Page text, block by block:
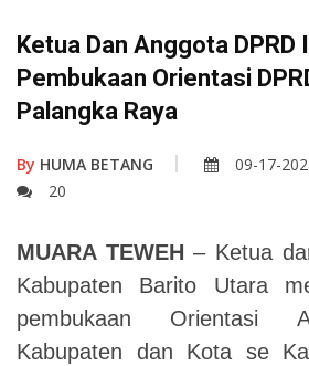
Ketua Dan Anggota DPRD
Pembukaan Orientasi
Palangka Raya
By HUMA BETANG 09-17-
20
MUARA TEWEH – Ketua
Kabupaten Barito Utara
pembukaan Orientasi
Kabupaten dan Kota se